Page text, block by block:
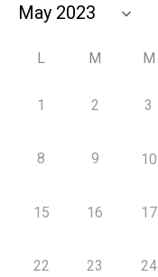
L M M
1 2 3
8 9 10
15 16 17
22 23 24